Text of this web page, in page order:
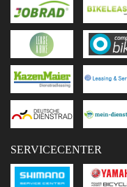
SERVICECENTER